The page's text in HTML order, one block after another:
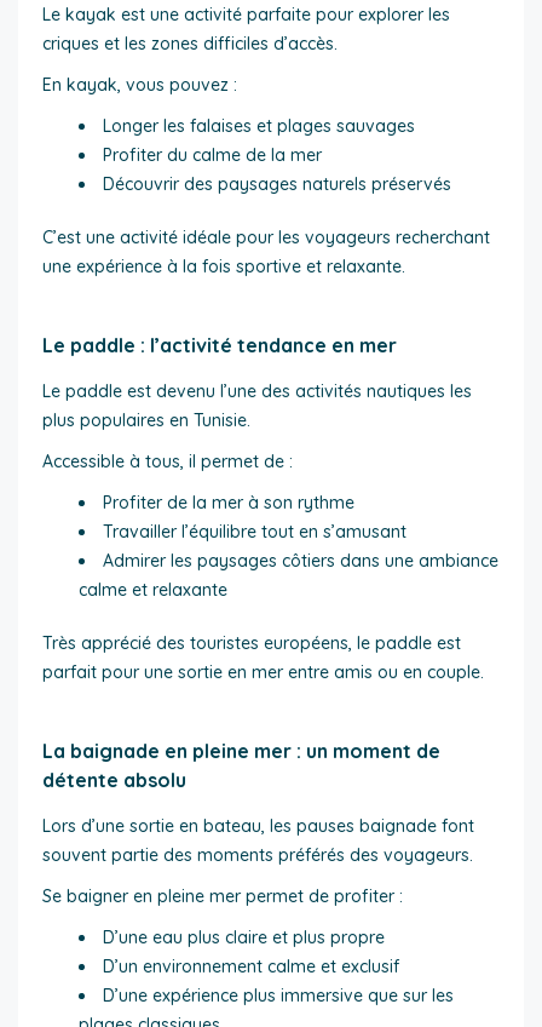
Le kayak est une activité parfaite pour explorer les
criques et les zones difficiles d’accès.
En kayak, vous pouvez :
Longer les falaises et plages sauvages
Profiter du calme de la mer
Découvrir des paysages naturels préservés
C’est une activité idéale pour les voyageurs recherchant
une expérience à la fois sportive et relaxante.
Le paddle : l’activité tendance en mer
Le paddle est devenu l’une des activités nautiques les
plus populaires en Tunisie.
Accessible à tous, il permet de :
Profiter de la mer à son rythme
Travailler l’équilibre tout en s’amusant
Admirer les paysages côtiers dans une ambiance
calme et relaxante
Très apprécié des touristes européens, le paddle est
parfait pour une sortie en mer entre amis ou en couple.
La baignade en pleine mer : un moment de
détente absolu
Lors d’une sortie en bateau, les pauses baignade font
souvent partie des moments préférés des voyageurs.
Se baigner en pleine mer permet de profiter :
D’une eau plus claire et plus propre
D’un environnement calme et exclusif
D’une expérience plus immersive que sur les